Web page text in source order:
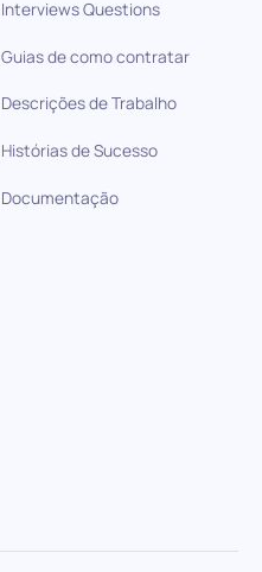
Interviews Questions
Guias de como contratar
Descrições de Trabalho
Histórias de Sucesso
Documentação